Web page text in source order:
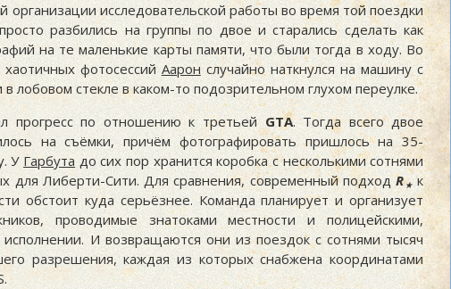
организации исследовательской работы во время той поездки
разбились на группы по двое и старались сделать как
на те маленькие карты памяти, что были тогда в ходу. Во
фотосессий Ааронслучайно наткнулся на машину с
лобовом стекле в каком-то подозрительном глухом переулке.
прогресс по отношению к третьей GTA. Тогда всего двое
на съёмки, причём фотографировать пришлось на 35-
У Гарбута до сих пор хранится коробка с несколькими сотнями
для Либерти-Сити. Для сравнения, современный подходR★к
обстоит куда серьёзнее. Команда планирует и организует
проводимые знатоками местности и полицейскими,
И возвращаются они из поездок с сотнями тысяч
разрешения, каждая из которых снабжена координатами